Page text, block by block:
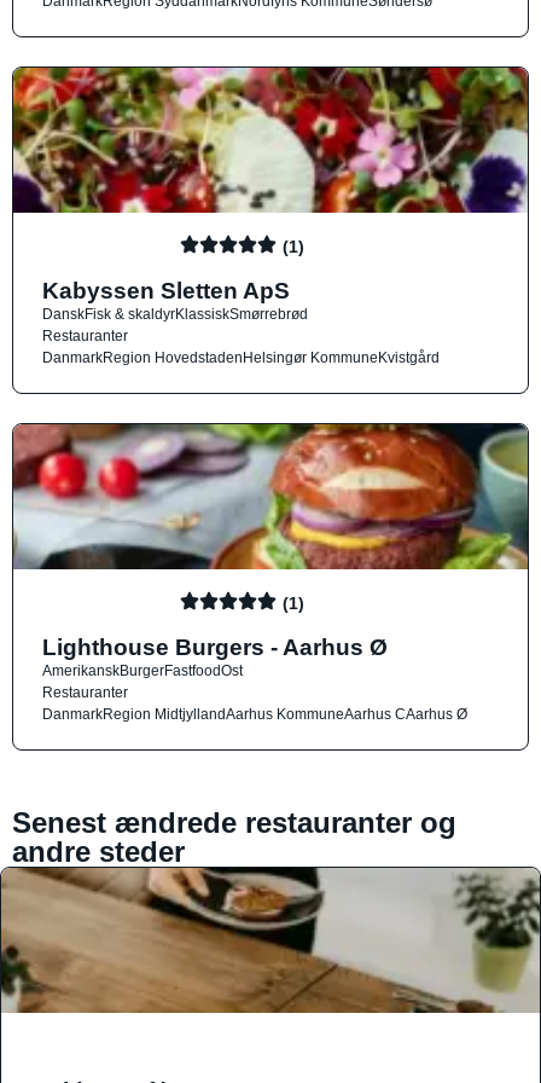
(1)
Kabyssen Sletten ApS
DanskFisk & skaldyrKlassiskSmørrebrød
Restauranter
DanmarkRegion HovedstadenHelsingør KommuneKvistgård
(1)
Lighthouse Burgers - Aarhus Ø
AmerikanskBurgerFastfoodOst
Restauranter
DanmarkRegion MidtjyllandAarhus KommuneAarhus CAarhus Ø
Senest ændrede restauranter og
andre steder